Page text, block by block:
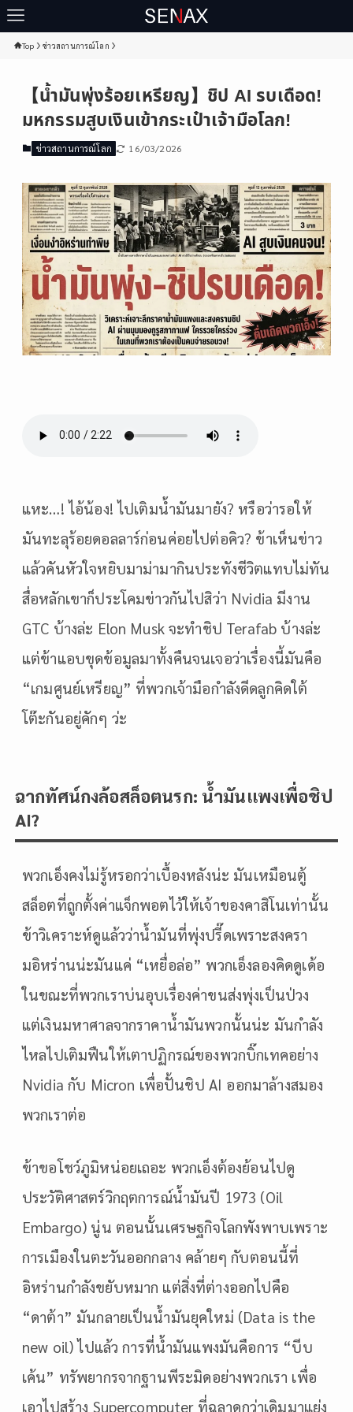
Top ข่าวสถานการณ์โลก
【น้ำมันพุ่งร้อยเหรียญ】ชิป AI รบเดือด!
มหกรรมสูบเงินเข้ากระเป๋าเจ้ามือโลก!
ข่าวสถานการณ์โลก 16/03/2026
แหะ…! ไอ้น้อง! ไปเติมน้ำมันมายัง? หรือว่ารอให้
มันทะลุร้อยดอลลาร์ก่อนค่อยไปต่อคิว? ข้าเห็นข่าว
แล้วคันหัวใจหยิบมาม่ามากินประทังชีวิตแทบไม่ทัน
สื่อหลักเขาก็ประโคมข่าวกันไปสิว่า Nvidia มีงาน
GTC บ้างล่ะ Elon Musk จะทำชิป Terafab บ้างล่ะ
แต่ข้าแอบขุดข้อมูลมาทั้งคืนจนเจอว่าเรื่องนี้มันคือ
“เกมศูนย์เหรียญ” ที่พวกเจ้ามือกำลังดีดลูกคิดใต้
โต๊ะกันอยู่คักๆ ว่ะ
ฉากทัศน์กงล้อสล็อตนรก: น้ำมันแพงเพื่อชิป
AI?
พวกเอ็งคงไม่รู้หรอกว่าเบื้องหลังน่ะ มันเหมือนตู้
สล็อตที่ถูกตั้งค่าแจ็กพอตไว้ให้เจ้าของคาสิโนเท่านั้น
ข้าวิเคราะห์ดูแล้วว่าน้ำมันที่พุ่งปรี๊ดเพราะสงครา
มอิหร่านน่ะมันแค่ “เหยื่อล่อ” พวกเอ็งลองคิดดูเด้อ
ในขณะที่พวกเราบ่นอุบเรื่องค่าขนส่งพุ่งเป็นป่วง
แต่เงินมหาศาลจากราคาน้ำมันพวกนั้นน่ะ มันกำลัง
ไหลไปเติมฟืนให้เตาปฏิกรณ์ของพวกบิ๊กเทคอย่าง
Nvidia กับ Micron เพื่อปั้นชิป AI ออกมาล้างสมอง
พวกเราต่อ
ข้าขอโชว์ภูมิหน่อยเถอะ พวกเอ็งต้องย้อนไปดู
ประวัติศาสตร์วิกฤตการณ์น้ำมันปี 1973 (Oil
Embargo) นู่น ตอนนั้นเศรษฐกิจโลกพังพาบเพราะ
การเมืองในตะวันออกกลาง คล้ายๆ กับตอนนี้ที่
อิหร่านกำลังขยับหมาก แต่สิ่งที่ต่างออกไปคือ
“ดาต้า” มันกลายเป็นน้ำมันยุคใหม่ (Data is the
new oil) ไปแล้ว การที่น้ำมันแพงมันคือการ “บีบ
เค้น” ทรัพยากรจากฐานพีระมิดอย่างพวกเรา เพื่อ
เอาไปสร้าง Supercomputer ที่ฉลาดกว่าเดิมมาแย่ง